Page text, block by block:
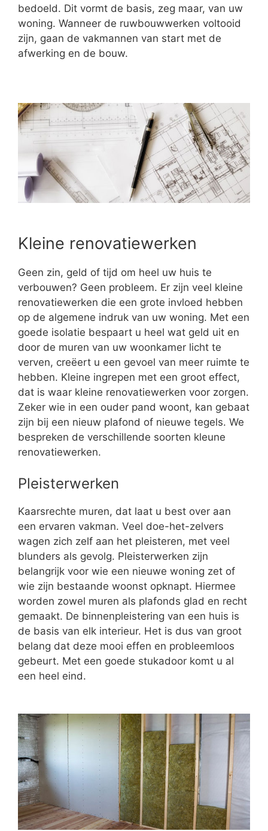
bedoeld. Dit vormt de basis, zeg maar, van uw
woning. Wanneer de ruwbouwwerken voltooid
zijn, gaan de vakmannen van start met de
afwerking en de bouw.
Kleine renovatiewerken
Geen zin, geld of tijd om heel uw huis te
verbouwen? Geen probleem. Er zijn veel kleine
renovatiewerken die een grote invloed hebben
op de algemene indruk van uw woning. Met een
goede isolatie bespaart u heel wat geld uit en
door de muren van uw woonkamer licht te
verven, creëert u een gevoel van meer ruimte te
hebben. Kleine ingrepen met een groot effect,
dat is waar kleine renovatiewerken voor zorgen.
Zeker wie in een ouder pand woont, kan gebaat
zijn bij een nieuw plafond of nieuwe tegels. We
bespreken de verschillende soorten kleune
renovatiewerken.
Pleisterwerken
Kaarsrechte muren, dat laat u best over aan
een ervaren vakman. Veel doe-het-zelvers
wagen zich zelf aan het pleisteren, met veel
blunders als gevolg. Pleisterwerken zijn
belangrijk voor wie een nieuwe woning zet of
wie zijn bestaande woonst opknapt. Hiermee
worden zowel muren als plafonds glad en recht
gemaakt. De binnenpleistering van een huis is
de basis van elk interieur. Het is dus van groot
belang dat deze mooi effen en probleemloos
gebeurt. Met een goede stukadoor komt u al
een heel eind.